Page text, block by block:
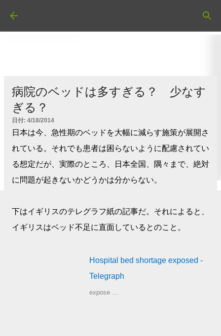
病院のベッドは多すぎる？ 少なす
ぎる？
日付: 4/18/2014
日本は今、急性期のベッドを大幅に減らす施策が展開さ
れている。それでも患者は困らないように配慮されてい
る想定だが、実際のところ、日本全国、隅々まで、絶対
に問題が起きないかどうかは分からない。
下はイギリスのテレグラフ紙の記事だ。それによると、
イギリスはベッド不足に直面しているとのこと。
Hospital bed shortage exposed -
Telegraph
expose ...